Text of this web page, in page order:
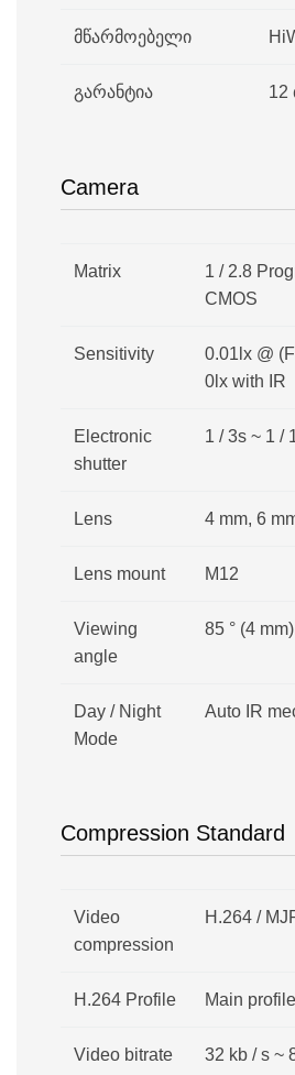
მწარმოებელი
გარანტია 12
Camera
Matrix
1 / 2.8
CMOS
Sensitivity
0.01lx @
0lx with IR
Electronic
shutter
1 / 3s ~ 1 /
Lens 4 mm, 6
Lens mount M12
Viewing
angle
85 ° (4
Day / Night
Mode
Auto IR
Compression Standard
Video
compression
H.264 /
H.264 Profile Main profile
Video bitrate 32 kb / s ~